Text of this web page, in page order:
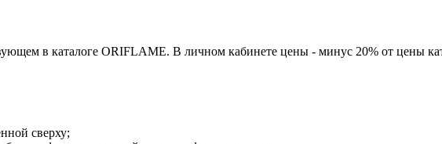
в каталоге ORIFLAME. В личном кабинете цены - минус 20% от цены
сверху;